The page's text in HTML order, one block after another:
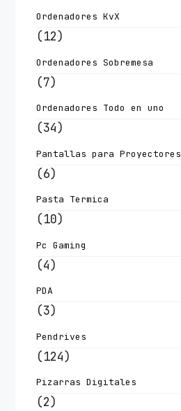
Ordenadores KvX
(12)
Ordenadores Sobremesa
(7)
Ordenadores Todo en uno
(34)
Pantallas para Proyectores
(6)
Pasta Termica
(10)
Pc Gaming
(4)
PDA
(3)
Pendrives
(124)
Pizarras Digitales
(2)